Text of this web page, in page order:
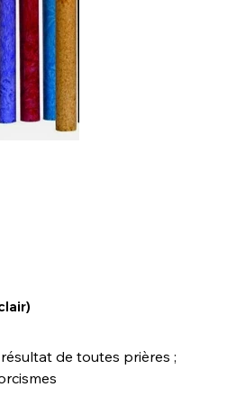
de toutes prières ;